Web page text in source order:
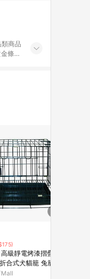
條
訂
門折合式犬貓籠 兔籠